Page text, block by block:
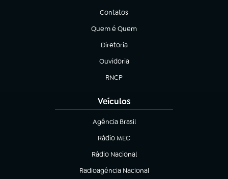
Contatos
(abre em nova aba)
Quem é Quem
(abre em nova aba)
Diretoria
(abre em nova aba)
Ouvidoria
(abre em nova aba)
RNCP
(abre em nova aba)
Veículos
Agência Brasil
(abre em nova aba)
Rádio MEC
(abre em nova aba)
Rádio Nacional
Radioagência Nacional
(abre em nova aba)